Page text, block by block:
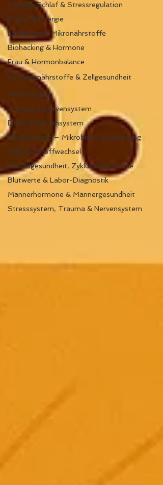
Energie, Schlaf & Stressregulation
Stress & Energie
Ernährung & Mikronährstoffe
Biohacking & Hormone
Frau & Hormonbalance
👉 Mikronährstoffe & Zellgesundheit
Aminosäuren
Atmung & Nervensystem
Darm & Nervensystem
Darm & Haut – Mikrobiom, Entzündung
Leber & Stoffwechsel
Frauengesundheit, Zyklus & Hormone
Blutwerte & Labor-Diagnostik
Männerhormone & Männergesundheit
Stresssystem, Trauma & Nervensystem